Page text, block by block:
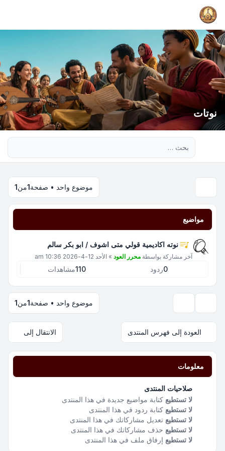
نوتات
موضوع واحد • صفحة1من1
مواضيع
نوته اكاديمية قولي متى اشوف / ابو بكر سالم
آخر مشاركة بواسطة محرر العود » الأحد 12-4-2026 10:36 am
0ردود 110مشاهدات
موضوع واحد • صفحة1من1
العودة إلى فهرس المنتدى الانتقال إلى
معلومات
صلاحيات المنتدى
لا تستطيع كتابة مواضيع جديدة في هذا المنتدى
لا تستطيع كتابة ردود في هذا المنتدى
لا تستطيع تعديل مشاركاتك في هذا المنتدى
لا تستطيع حذف مشاركاتك في هذا المنتدى
لا تستطيع إرفاق ملف في هذا المنتدى